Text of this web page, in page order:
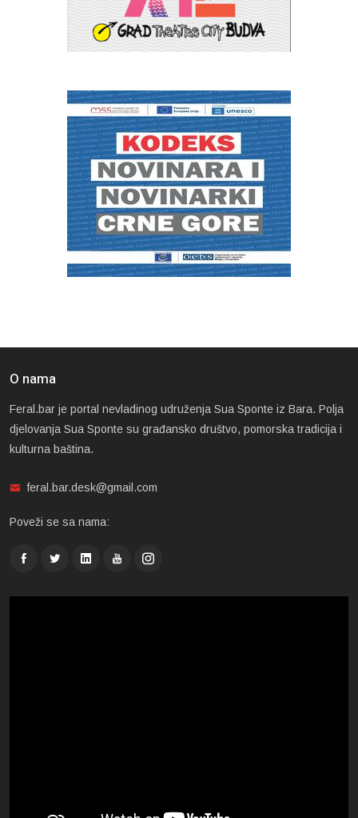
O nama
Feral.bar je portal nevladinog udruženja Sua Sponte iz Bara. Polja
djelovanja Sua Sponte su građansko društvo, pomorska tradicija i
kulturna baština.
feral.bar.desk@gmail.com
Poveži se sa nama: